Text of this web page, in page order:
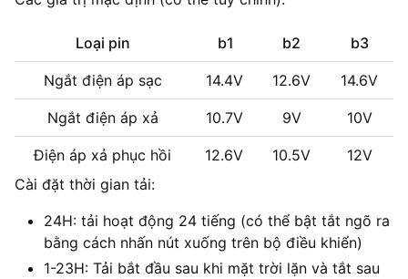
Loại pin b1 b2 b3
Ngắt điện áp sạc 14.4V 12.6V 14.6V
Ngắt điện áp xả 10.7V 9V 10V
Điện áp xả phục hồi 12.6V 10.5V
12V
Cài đặt thời gian tải:
24H: tải hoạt động 24 tiếng (có thể bật tắt ngõ ra
bằng cách nhấn nút xuống trên bộ điều khiển)
1-23H: Tải bắt đầu sau khi mặt trời lặn và tắt sau